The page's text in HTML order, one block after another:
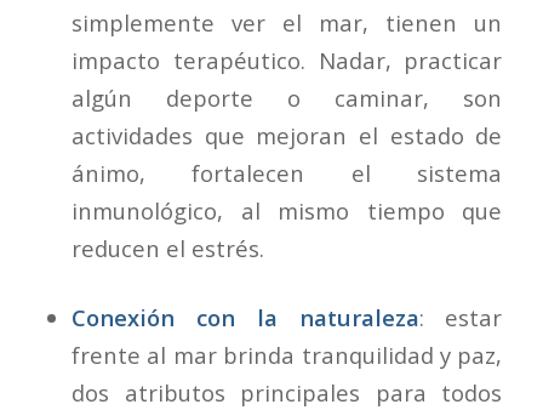
simplemente ver el mar, tienen un
impacto terapéutico. Nadar, practicar
algún deporte o caminar, son
actividades que mejoran el estado de
ánimo, fortalecen el sistema
inmunológico, al mismo tiempo que
reducen el estrés.
Conexión con la naturaleza: estar
frente al mar brinda tranquilidad y paz,
dos atributos principales para todos